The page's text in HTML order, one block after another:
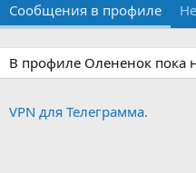
Сообщения в профиле
В профиле Олененок пока
VPN для Телеграмма.